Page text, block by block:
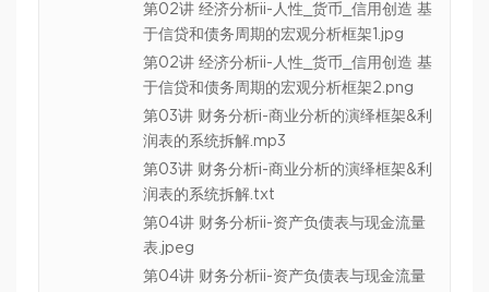
第02讲 经济分析ii-人性_货币_信用创造 基
于信贷和债务周期的宏观分析框架1.jpg
第02讲 经济分析ii-人性_货币_信用创造 基
于信贷和债务周期的宏观分析框架2.png
第03讲 财务分析i-商业分析的演绎框架&利
润表的系统拆解.mp3
第03讲 财务分析i-商业分析的演绎框架&利
润表的系统拆解.txt
第04讲 财务分析ii-资产负债表与现金流量
表.jpeg
第04讲 财务分析ii-资产负债表与现金流量